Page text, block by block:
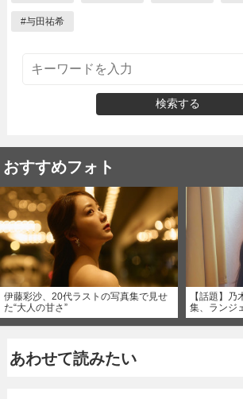
#与田祐希
検索する
おすすめフォト
伊藤彩沙、20代ラストの写真集で見せ
た“大人の甘さ”
【話題】
集、ランジ
あわせて読みたい